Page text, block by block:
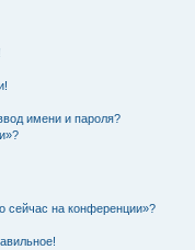
имени и пароля?
сейчас на конференции»?